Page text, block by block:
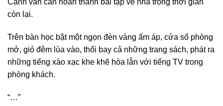
Cảnh vẫn cần hoàn thành bài tập về nhà trong thời gian
còn lại.
Trên bàn học bật một ngọn đèn vàng ấm áp, cửa sổ phòng
mở, gió đêm lùa vào, thổi bay cả những trang sách, phát ra
những tiếng xào xạc khe khẽ hòa lẫn với tiếng TV trong
phòng khách.
“…”